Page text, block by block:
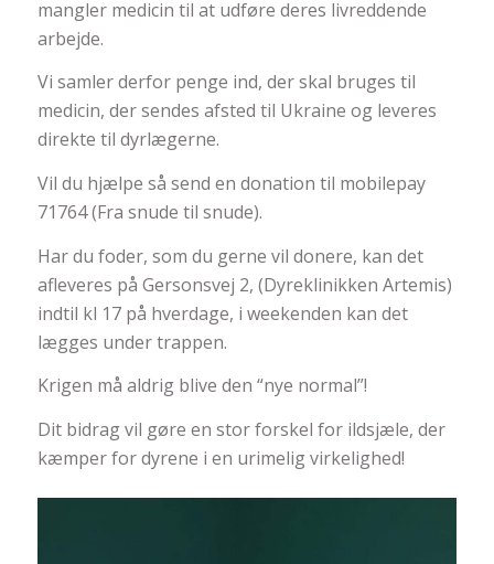
mangler medicin til at udføre deres livreddende
arbejde.
Vi samler derfor penge ind, der skal bruges til
medicin, der sendes afsted til Ukraine og leveres
direkte til dyrlægerne.
Vil du hjælpe så send en donation til mobilepay
71764 (Fra snude til snude).
Har du foder, som du gerne vil donere, kan det
afleveres på Gersonsvej 2, (Dyreklinikken Artemis)
indtil kl 17 på hverdage, i weekenden kan det
lægges under trappen.
Krigen må aldrig blive den “nye normal”!
Dit bidrag vil gøre en stor forskel for ildsjæle, der
kæmper for dyrene i en urimelig virkelighed!